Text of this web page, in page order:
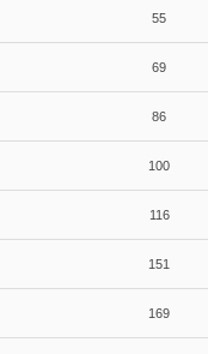
55
69
86
100
116
151
169